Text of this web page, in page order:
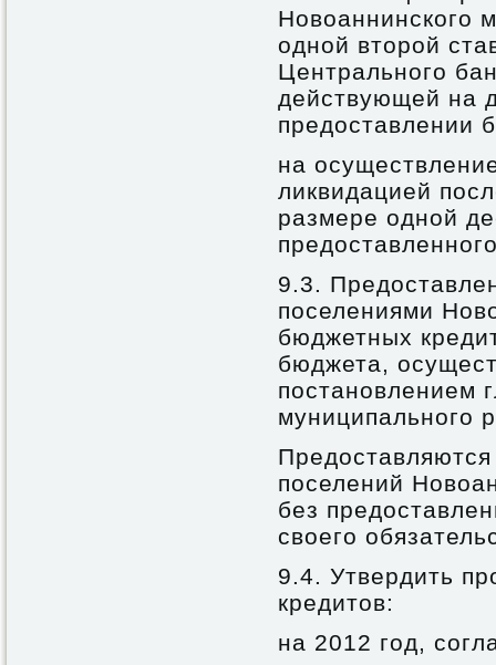
Новоаннинского
одной второй
Центрального
действующей на
предоставлении
на
ликвидацией
размере одной
9.3.
поселениями
бюджетных
бюджета,
постановлением
муниципального
поселений
без
своего
9.4. Утвердить
кредитов:
на 2012 год,